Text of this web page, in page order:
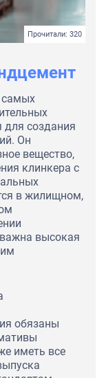
Прочитали: 320
самых
для создания
Он
вещество,
клинкера с
в жилищном,
высокая
обязаны
иметь все